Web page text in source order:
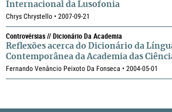
Internacional da Lusofonia
Chrys Chrystello • 2007-09-21
Controvérsias // Dicionário Da Academia
Reflexões acerca do Dicionário da
Contemporânea da Academia das
Fernando Venâncio Peixoto Da Fonseca • 2004-05-01